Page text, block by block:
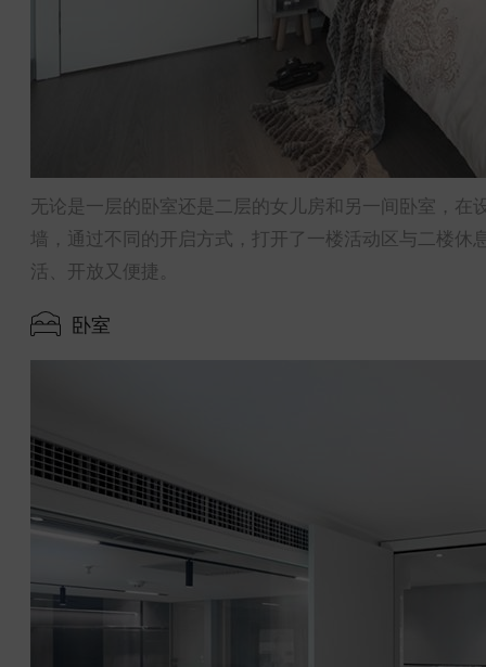
无论是一层的卧室还是二层的女儿房和另一间卧室，
墙，通过不同的开启方式，打开了一楼活动区与二楼
活、开放又便捷。
卧室